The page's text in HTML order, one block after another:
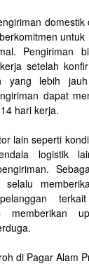
domestik
Pengiriman
setelah
yang lebih
dapat
hari kerja.
lain seperti
logistik
selalu
memberikan